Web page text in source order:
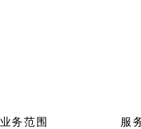
业务范围 服